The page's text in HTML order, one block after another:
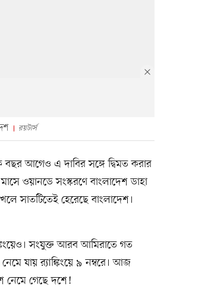
রয়টার্স
আগেও এ দাবির সঙ্গে দ্বিমত করার
ওয়ানডে সংস্করণে বাংলাদেশ ডাহা
সাতটিতেই হেরেছে বাংলাদেশ।
সংযুক্ত আরব আমিরাতে গত
যায় র‍্যাঙ্কিংয়ে ৯ নম্বরে। আজ
নেমে গেছে দশে!